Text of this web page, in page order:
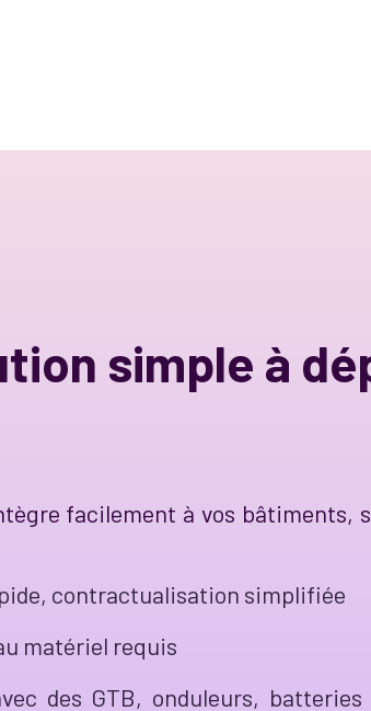
simple à
facilement à vos bâtiments,
contractualisation simplifiée
matériel requis
des GTB, onduleurs,